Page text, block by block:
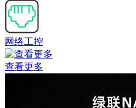
网络工控
查看更多